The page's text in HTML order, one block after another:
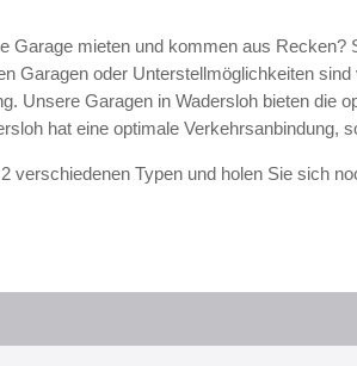
Garage mieten und kommen aus
Garagen oder Unterstellmöglichkeiten
Unsere Garagen in Wadersloh bieten die
hat eine optimale Verkehrsanbindung,
verschiedenen Typen und holen Sie sich